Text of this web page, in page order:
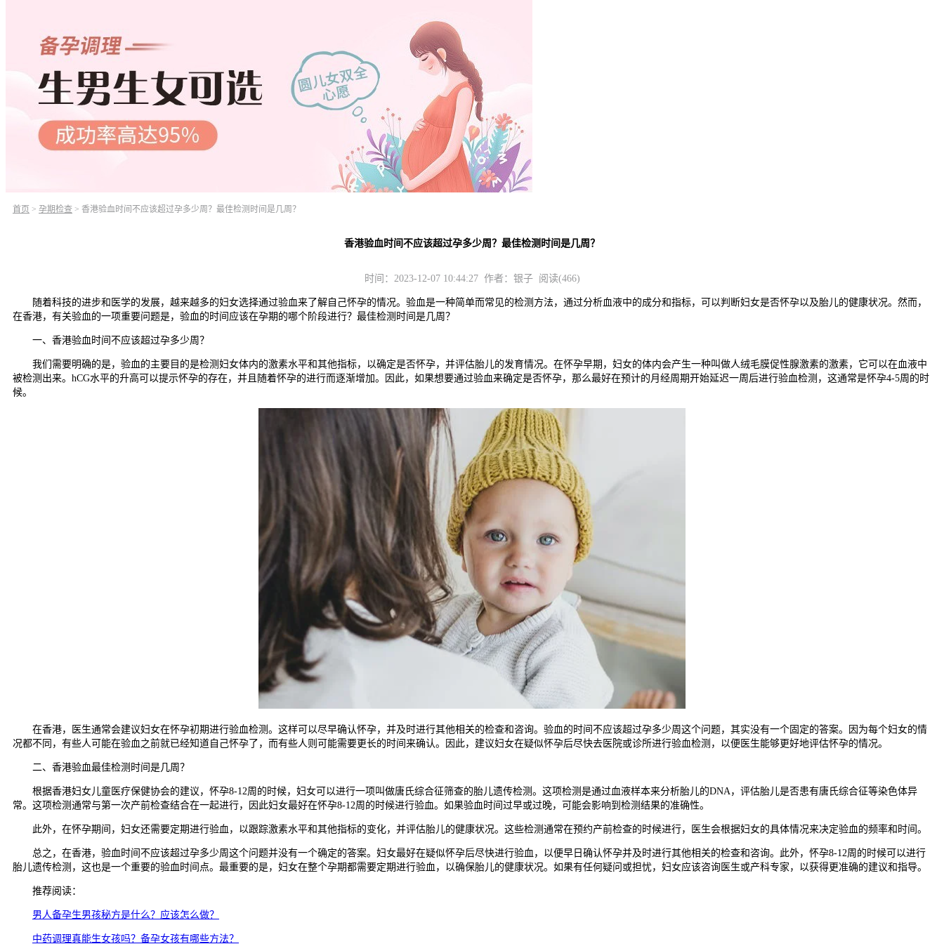
首页 > 孕期检查 > 香港验血时间不应该超过孕多少周？最佳检测时间是几周？
香港验血时间不应该超过孕多少周？最佳检测时间是几周？
时间：2023-12-07 10:44:27 作者：银子 阅读(466)
随着科技的进步和医学的发展，越来越多的妇女选择通过验血来了解自己怀孕的情况。验血是一种简单而常见的检测方法，通过分析血液中的成分和指标，可以判断妇女是否怀孕以及胎儿的健康状况。然而，
在香港，有关验血的一项重要问题是，验血的时间应该在孕期的哪个阶段进行？最佳检测时间是几周？
一、香港验血时间不应该超过孕多少周？
我们需要明确的是，验血的主要目的是检测妇女体内的激素水平和其他指标，以确定是否怀孕，并评估胎儿的发育情况。在怀孕早期，妇女的体内会产生一种叫做人绒毛膜促性腺激素的激素，它可以在血液中
被检测出来。hCG水平的升高可以提示怀孕的存在，并且随着怀孕的进行而逐渐增加。因此，如果想要通过验血来确定是否怀孕，那么最好在预计的月经周期开始延迟一周后进行验血检测，这通常是怀孕4-5周的时
候。
在香港，医生通常会建议妇女在怀孕初期进行验血检测。这样可以尽早确认怀孕，并及时进行其他相关的检查和咨询。验血的时间不应该超过孕多少周这个问题，其实没有一个固定的答案。因为每个妇女的情
况都不同，有些人可能在验血之前就已经知道自己怀孕了，而有些人则可能需要更长的时间来确认。因此，建议妇女在疑似怀孕后尽快去医院或诊所进行验血检测，以便医生能够更好地评估怀孕的情况。
二、香港验血最佳检测时间是几周？
根据香港妇女儿童医疗保健协会的建议，怀孕8-12周的时候，妇女可以进行一项叫做唐氏综合征筛查的胎儿遗传检测。这项检测是通过血液样本来分析胎儿的DNA，评估胎儿是否患有唐氏综合征等染色体异
常。这项检测通常与第一次产前检查结合在一起进行，因此妇女最好在怀孕8-12周的时候进行验血。如果验血时间过早或过晚，可能会影响到检测结果的准确性。
此外，在怀孕期间，妇女还需要定期进行验血，以跟踪激素水平和其他指标的变化，并评估胎儿的健康状况。这些检测通常在预约产前检查的时候进行，医生会根据妇女的具体情况来决定验血的频率和时间。
总之，在香港，验血时间不应该超过孕多少周这个问题并没有一个确定的答案。妇女最好在疑似怀孕后尽快进行验血，以便早日确认怀孕并及时进行其他相关的检查和咨询。此外，怀孕8-12周的时候可以进行
胎儿遗传检测，这也是一个重要的验血时间点。最重要的是，妇女在整个孕期都需要定期进行验血，以确保胎儿的健康状况。如果有任何疑问或担忧，妇女应该咨询医生或产科专家，以获得更准确的建议和指导。
推荐阅读：
男人备孕生男孩秘方是什么？应该怎么做？
中药调理真能生女孩吗？备孕女孩有哪些方法？